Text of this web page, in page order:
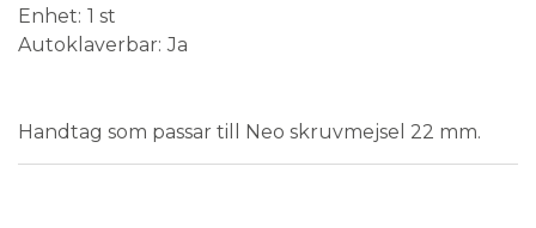
Enhet 1 st
Autoklaverbar Ja
Handtag som passar till Neo skruvmejsel 22 mm.